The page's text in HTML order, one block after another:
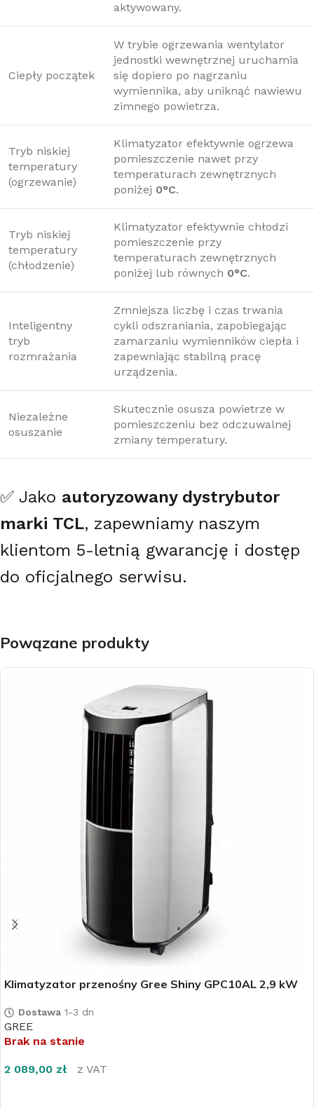
aktywowany.
Ciepły początek
W trybie ogrzewania wentylator
jednostki wewnętrznej uruchamia
się dopiero po nagrzaniu
wymiennika, aby uniknąć nawiewu
zimnego powietrza.
Tryb niskiej
temperatury
(ogrzewanie)
Klimatyzator efektywnie ogrzewa
pomieszczenie nawet przy
temperaturach zewnętrznych
poniżej 0°C.
Tryb niskiej
temperatury
(chłodzenie)
Klimatyzator efektywnie chłodzi
pomieszczenie przy
temperaturach zewnętrznych
poniżej lub równych 0°C.
Inteligentny
tryb
rozmrażania
Zmniejsza liczbę i czas trwania
cykli odszraniania, zapobiegając
zamarzaniu wymienników ciepła i
zapewniając stabilną pracę
urządzenia.
Niezależne
osuszanie
Skutecznie osusza powietrze w
pomieszczeniu bez odczuwalnej
zmiany temperatury.
✅ Jako autoryzowany dystrybutor
marki TCL, zapewniamy naszym
klientom 5-letnią gwarancję i dostęp
do oficjalnego serwisu.
Powązane produkty
Klimatyzator przenośny Gree Shiny GPC10AL 2,9 kW
Dostawa 1-3 dn
GREE
Brak na stanie
2 089,00 zł z VAT